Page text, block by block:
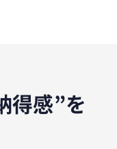
得感”を